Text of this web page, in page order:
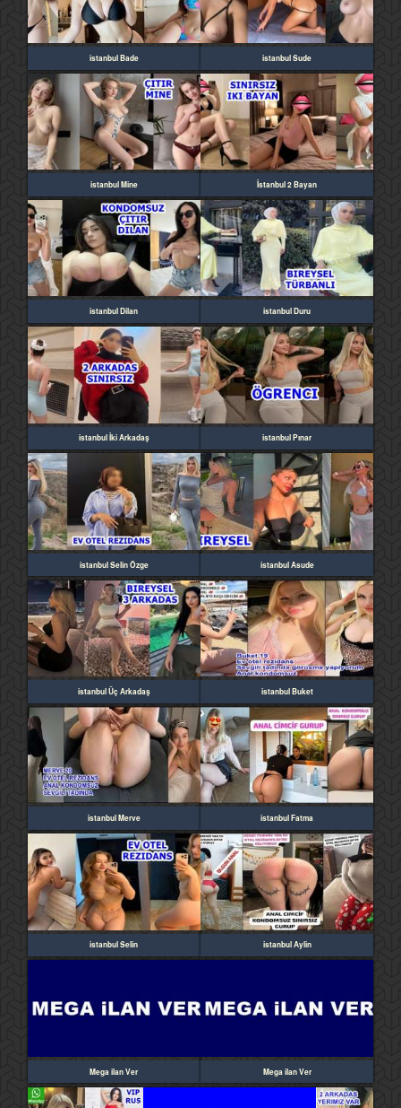
istanbul Bade istanbul Sude
istanbul Mine İstanbul 2 Bayan
istanbul Dilan istanbul Duru
istanbul İki Arkadaş istanbul Pınar
istanbul Selin Özge istanbul Asude
istanbul Üç Arkadaş istanbul Buket
istanbul Merve istanbul Fatma
istanbul Selin istanbul Aylin
Mega ilan Ver Mega ilan Ver